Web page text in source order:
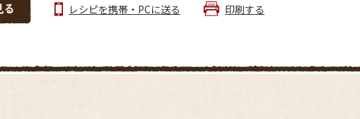
レシピを携帯・PCに送る 印刷する